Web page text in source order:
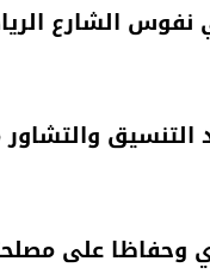
الشارع
والتشاور
وحفاظا على